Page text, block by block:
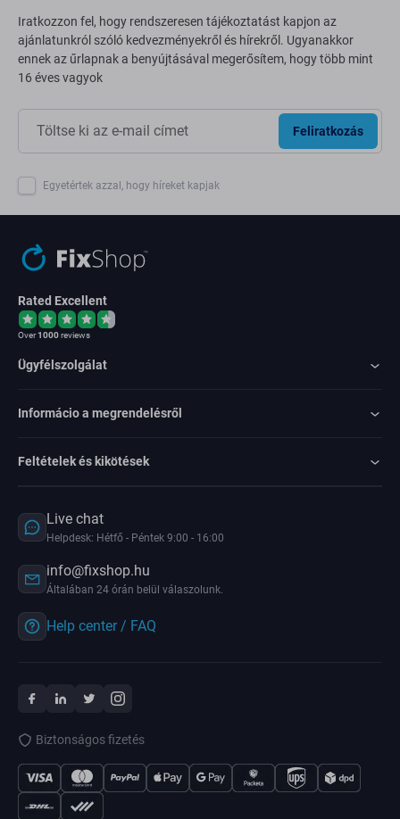
Iratkozzon fel, hogy rendszeresen tájékoztatást kapjon az
ajánlatunkról szóló kedvezményekről és hírekről. Ugyanakkor
ennek az űrlapnak a benyújtásával megerősítem, hogy több mint
16 éves vagyok
Feliratkozás
Egyetértek azzal, hogy híreket kapjak
Rated Excellent
Over1000reviews
Ügyfélszolgálat
Informácio a megrendelésről
Feltételek és kikötések
Live chat
Helpdesk: Hétfő - Péntek 9:00 - 16:00
info@fixshop.hu
Általában 24 órán belül válaszolunk.
Help center / FAQ
Biztonságos fizetés